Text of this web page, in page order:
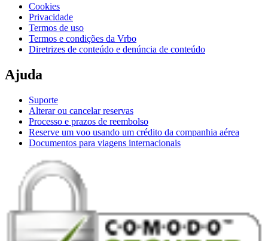
Cookies
Privacidade
Termos de uso
Termos e condições da Vrbo
Diretrizes de conteúdo e denúncia de conteúdo
Ajuda
Suporte
Alterar ou cancelar reservas
Processo e prazos de reembolso
Reserve um voo usando um crédito da companhia aérea
Documentos para viagens internacionais